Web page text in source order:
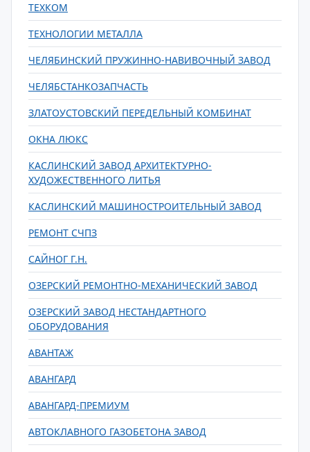
ТЕХКОМ
ТЕХНОЛОГИИ МЕТАЛЛА
ЧЕЛЯБИНСКИЙ ПРУЖИННО-НАВИВОЧНЫЙ ЗАВОД
ЧЕЛЯБСТАНКОЗАПЧАСТЬ
ЗЛАТОУСТОВСКИЙ ПЕРЕДЕЛЬНЫЙ КОМБИНАТ
ОКНА ЛЮКС
КАСЛИНСКИЙ ЗАВОД АРХИТЕКТУРНО-
ХУДОЖЕСТВЕННОГО ЛИТЬЯ
КАСЛИНСКИЙ МАШИНОСТРОИТЕЛЬНЫЙ ЗАВОД
РЕМОНТ СЧПЗ
САЙНОГ Г.Н.
ОЗЕРСКИЙ РЕМОНТНО-МЕХАНИЧЕСКИЙ ЗАВОД
ОЗЕРСКИЙ ЗАВОД НЕСТАНДАРТНОГО
ОБОРУДОВАНИЯ
АВАНТАЖ
АВАНГАРД
АВАНГАРД-ПРЕМИУМ
АВТОКЛАВНОГО ГАЗОБЕТОНА ЗАВОД